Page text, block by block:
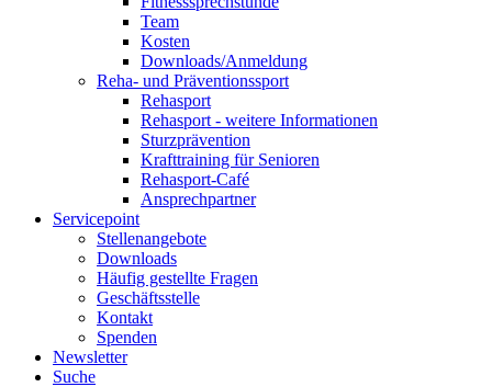
Team
Kosten
Downloads/Anmeldung
Reha- und Präventionssport
Rehasport
Rehasport - weitere Informationen
Sturzprävention
Krafttraining für Senioren
Rehasport-Café
Ansprechpartner
Servicepoint
Stellenangebote
Downloads
Häufig gestellte Fragen
Geschäftsstelle
Kontakt
Spenden
Newsletter
Suche